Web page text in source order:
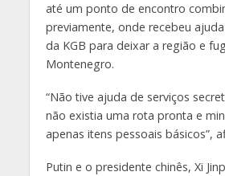
até um ponto de encontro
previamente, onde recebeu
da KGB para deixar a região e
Montenegro.
“Não tive ajuda de serviços
não existia uma rota pronta e
apenas itens pessoais básicos”,
Putin e o presidente chinês, Xi